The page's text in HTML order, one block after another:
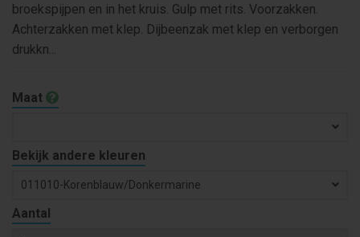
broekspijpen en in het kruis. Gulp met rits. Voorzakken.
Achterzakken met klep. Dijbeenzak met klep en verborgen
drukkn...
Maat
Bekijk andere kleuren
011010-Korenblauw/donkermarine
Aantal